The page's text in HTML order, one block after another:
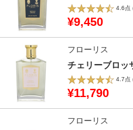
4.6点
¥9,450
フローリス
チェリーブロッ
4.7点
¥11,790
フローリス